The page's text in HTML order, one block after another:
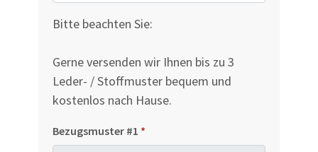
Bitte beachten Sie:
Gerne versenden wir Ihnen bis zu 3
Leder- / Stoffmuster bequem und
kostenlos nach Hause.
Bezugsmuster #1 *